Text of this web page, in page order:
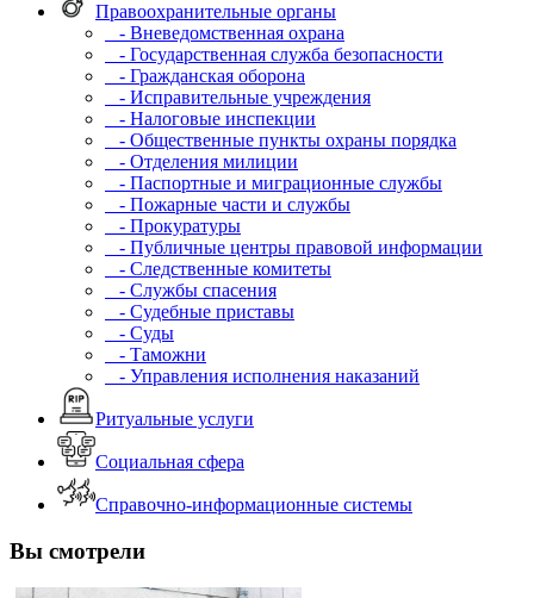
Правоохранительные органы
- Вневедомственная охрана
- Государственная служба безопасности
- Гражданская оборона
- Исправительные учреждения
- Налоговые инспекции
- Общественные пункты охраны порядка
- Отделения милиции
- Паспортные и миграционные службы
- Пожарные части и службы
- Прокуратуры
- Публичные центры правовой информации
- Следственные комитеты
- Службы спасения
- Судебные приставы
- Суды
- Таможни
- Управления исполнения наказаний
Ритуальные услуги
Социальная сфера
Справочно-информационные системы
Вы смотрели